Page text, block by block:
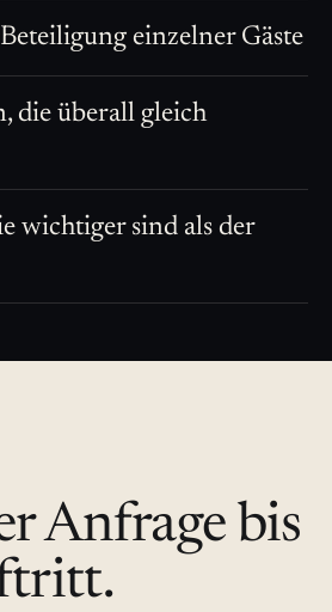
einzelner Gäste
die überall gleich
wichtiger sind als der
Anfrage bis